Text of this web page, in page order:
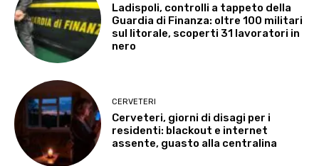
Ladispoli, controlli a tappeto della
Guardia di Finanza: oltre 100 militari
sul litorale, scoperti 31 lavoratori in
nero
CERVETERI
Cerveteri, giorni di disagi per i
residenti: blackout e internet
assente, guasto alla centralina